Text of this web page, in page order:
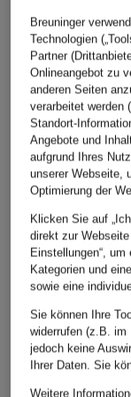
+Aktionsrabatt
Phase Eight
Mantel ANNABEL
Wolle
279,99 €
Bestpreis:237,99 €
Ursprünglich:389 €
Weitere
Breuninger
Technologien
Partner
Onlineangebot zu
anderen Seiten
verarbeitet werden
Standort-
Angebote und
aufgrund Ihres
unserer Webseite,
Optimierung der
Klicken Sie auf
direkt zur
Einstellungen“,
Kategorien und
sowie eine
Sie können Ihre
widerrufen (z.B. im
jedoch keine
Ihrer Daten. Sie
Weitere